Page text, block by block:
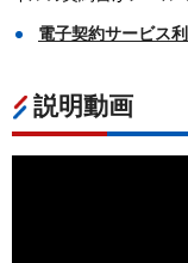
電子契約サービス
説明動画